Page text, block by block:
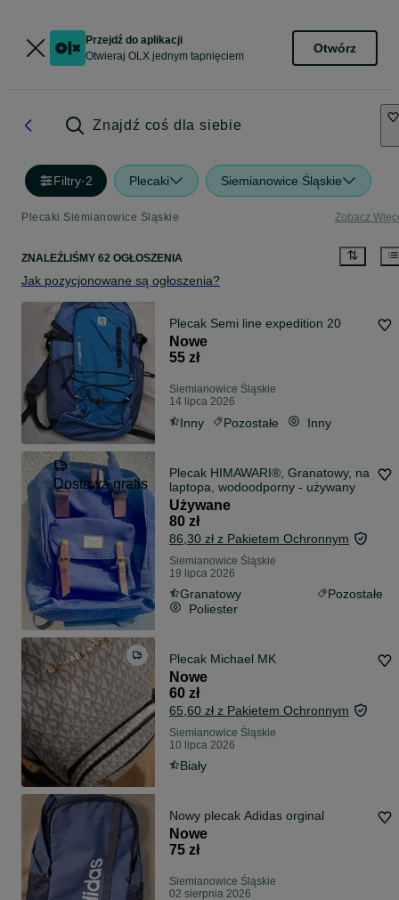
Przejdź do aplikacji
Otwieraj OLX jednym tapnięciem
Otwórz
Znajdź coś dla siebie
Filtry·2 Plecaki Siemianowice Śląskie
Plecaki Siemianowice Śląskie Zobacz
ZNALEŹLIŚMY 62 OGŁOSZENIA
Jak pozycjonowane są ogłoszenia?
Plecak Semi line expedition 20
Nowe
55 zł
Siemianowice Śląskie
14 lipca 2026
Inny Pozostałe Inny
Dostawa gratis
Plecak HIMAWARI®, Granatowy, na
laptopa, wodoodporny - używany
Używane
80 zł
86,30 zł z Pakietem Ochronnym
Siemianowice Śląskie
19 lipca 2026
Granatowy
Pozostałe
Poliester
Plecak Michael MK
Nowe
60 zł
65,60 zł z Pakietem Ochronnym
Siemianowice Śląskie
10 lipca 2026
Biały
Nowy plecak Adidas orginal
Nowe
75 zł
Siemianowice Śląskie
02 sierpnia 2026